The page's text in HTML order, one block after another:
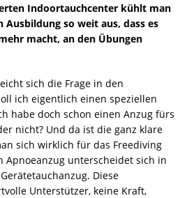
Indoortauchcenter kühlt man
Ausbildung so weit aus, dass es
macht, an den Übungen
sich die Frage in den
ich eigentlich einen speziellen
habe doch schon einen Anzug fürs
nicht? Und da ist die ganz klare
sich wirklich für das Freediving
Apnoeanzug unterscheidet sich in
Diese
Unterstützer, keine Kraft,